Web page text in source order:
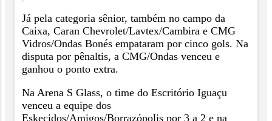
Já pela categoria sênior, também no campo da
Caixa, Caran Chevrolet/Lavtex/Cambira e CMG
Vidros/Ondas Bonés empataram por cinco gols. Na
disputa por pênaltis, a CMG/Ondas venceu e
ganhou o ponto extra.
Na Arena S Glass, o time do Escritório Iguaçu
venceu a equipe dos
Eskecidos/Amigos/Borrazópolis por 3 a 2 e na